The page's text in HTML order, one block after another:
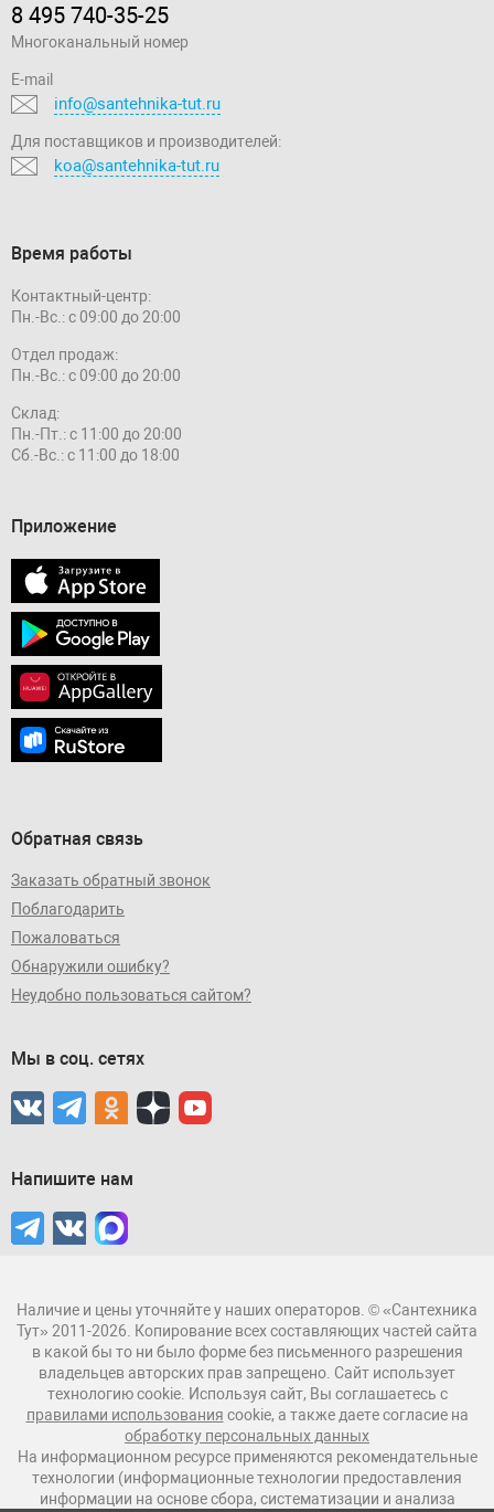
8 495 740-35-25
Многоканальный номер
E-mail
info@santehnika-tut.ru
Для поставщиков и производителей:
koa@santehnika-tut.ru
Время работы
Контактный-центр:
Пн.-Вс.: с 09:00 до 20:00
Отдел продаж:
Пн.-Вс.: с 09:00 до 20:00
Склад:
Пн.-Пт.: с 11:00 до 20:00
Сб.-Вс.: с 11:00 до 18:00
Приложение
Обратная связь
Заказать обратный звонок
Поблагодарить
Пожаловаться
Обнаружили ошибку?
Неудобно пользоваться сайтом?
Мы в соц. сетях
Напишите нам
Наличие и цены уточняйте у наших операторов. © «Сантехника
Тут» 2011-2026. Копирование всех составляющих частей сайта
в какой бы то ни было форме без письменного разрешения
владельцев авторских прав запрещено. Сайт использует
технологию cookie. Используя сайт, Вы соглашаетесь с
правилами использования cookie, а также даете согласие на
обработку персональных данных
На информационном ресурсе применяются рекомендательные
технологии (информационные технологии предоставления
информации на основе сбора, систематизации и анализа